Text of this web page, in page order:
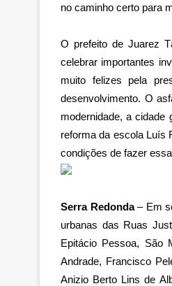
no caminho certo para
O prefeito de Juarez
celebrar importantes
muito felizes pela
desenvolvimento. O
modernidade, a
reforma da escola Luís
condições de fazer
Serra Redonda– Em
urbanas das Ruas
Epitácio Pessoa, São
Andrade, Francisco
Anizio Berto Lins de